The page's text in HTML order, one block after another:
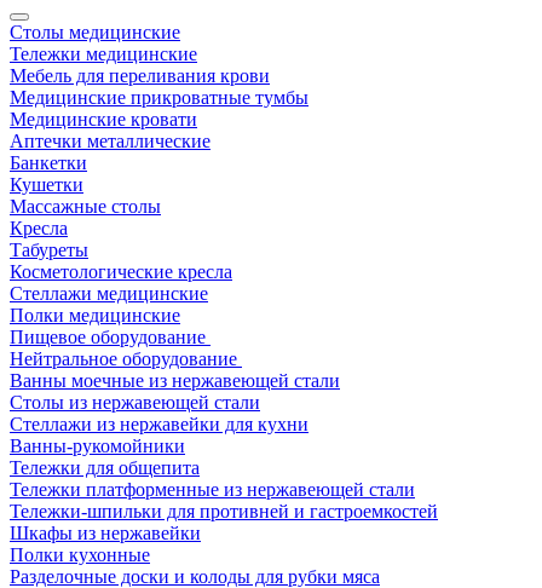
Столы медицинские
Тележки медицинские
Мебель для переливания крови
Медицинские прикроватные тумбы
Медицинские кровати
Аптечки металлические
Банкетки
Кушетки
Массажные столы
Кресла
Табуреты
Косметологические кресла
Стеллажи медицинские
Полки медицинские
Пищевое оборудование
Нейтральное оборудование
Ванны моечные из нержавеющей стали
Столы из нержавеющей стали
Стеллажи из нержавейки для кухни
Ванны-рукомойники
Тележки для общепита
Тележки платформенные из нержавеющей стали
Тележки-шпильки для противней и гастроемкостей
Шкафы из нержавейки
Полки кухонные
Разделочные доски и колоды для рубки мяса